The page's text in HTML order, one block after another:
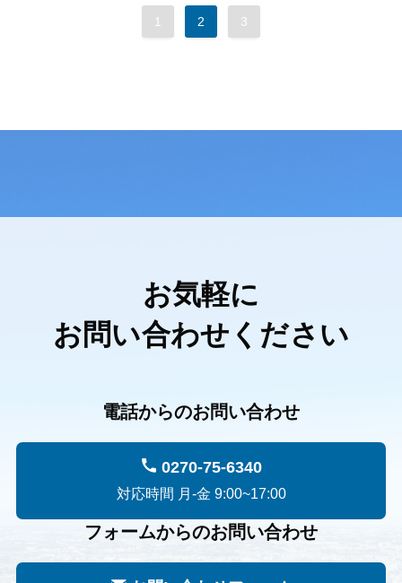
1 2 3
お気軽に
お問い合わせください
電話からのお問い合わせ
0270-75-6340
対応時間 月-金 9:00~17:00
フォームからのお問い合わせ